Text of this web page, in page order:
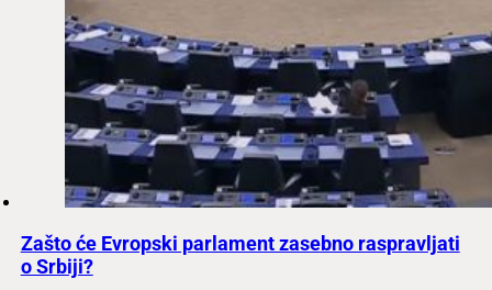
Zašto će Evropski parlament zasebno raspravljati
o Srbiji?